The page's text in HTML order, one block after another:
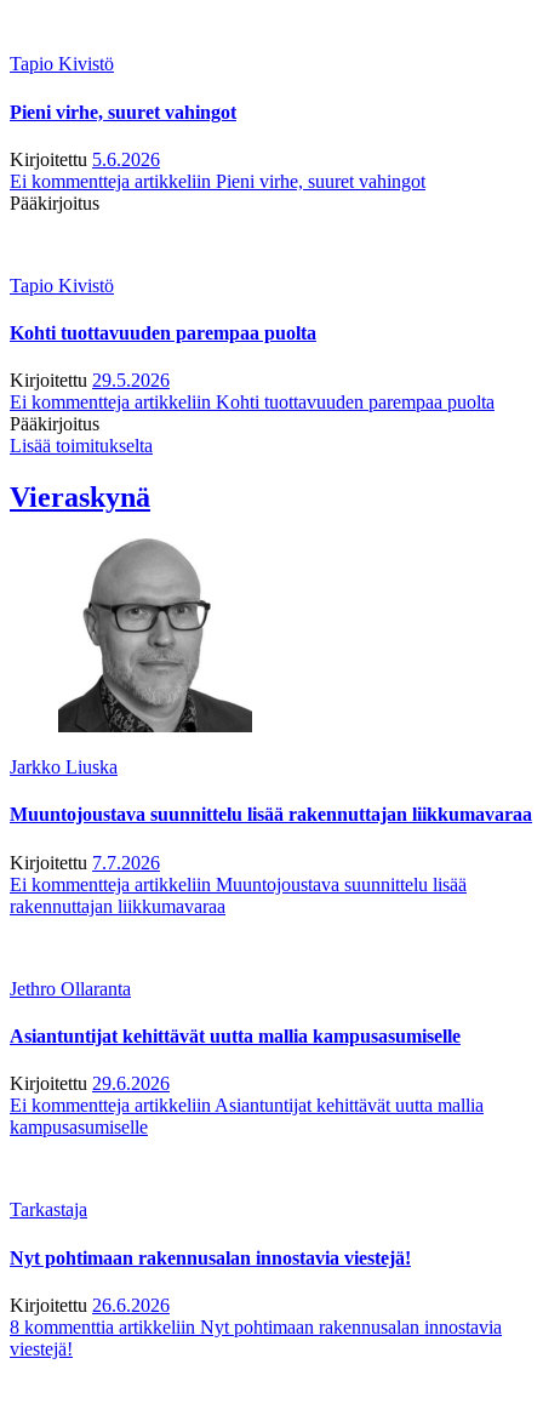
Tapio Kivistö
Pieni virhe, suuret vahingot
Kirjoitettu 5.6.2026
Ei kommentteja artikkeliin Pieni virhe, suuret vahingot
Pääkirjoitus
Tapio Kivistö
Kohti tuottavuuden parempaa puolta
Kirjoitettu 29.5.2026
Ei kommentteja artikkeliin Kohti tuottavuuden parempaa puolta
Pääkirjoitus
Lisää toimitukselta
Vieraskynä
Jarkko Liuska
Muuntojoustava suunnittelu lisää rakennuttajan liikkumavaraa
Kirjoitettu 7.7.2026
Ei kommentteja artikkeliin Muuntojoustava suunnittelu lisää
rakennuttajan liikkumavaraa
Jethro Ollaranta
Asiantuntijat kehittävät uutta mallia kampusasumiselle
Kirjoitettu 29.6.2026
Ei kommentteja artikkeliin Asiantuntijat kehittävät uutta mallia
kampusasumiselle
Tarkastaja
Nyt pohtimaan rakennusalan innostavia viestejä!
Kirjoitettu 26.6.2026
8 kommenttia artikkeliin Nyt pohtimaan rakennusalan innostavia
viestejä!